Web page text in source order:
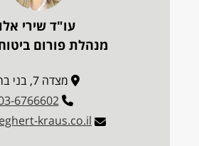
עו"ד שירי
מנהלת פורום
מצדה 7, בני ברק
6766602
kraus.co.il